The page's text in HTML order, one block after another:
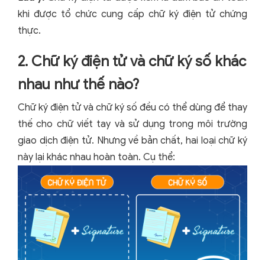
khi được tổ chức cung cấp chữ ký điện tử chứng
thực.
2. Chữ ký điện tử và chữ ký số khác
nhau như thế nào?
Chữ ký điện tử và chữ ký số đều có thể dùng để thay
thế cho chữ viết tay và sử dụng trong môi trường
giao dịch điện tử. Nhưng về bản chất, hai loại chữ ký
này lại khác nhau hoàn toàn. Cụ thể: